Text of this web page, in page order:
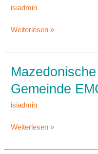
isiadmin
Meidling
Weiterlesen »
Gemeinde
isiadmin
Mazedonische
Gemeinde
EMC
Weiterlesen »